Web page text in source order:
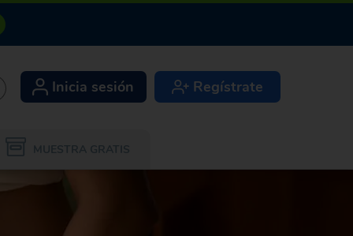
Inicia sesión Regístrate
MUESTRA GRATIS